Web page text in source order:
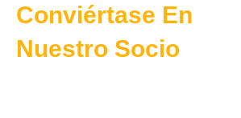
Conviértase En
Nuestro Socio